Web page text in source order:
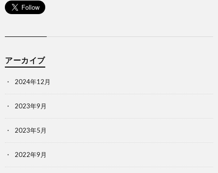
アーカイブ
2024年12月
2023年9月
2023年5月
2022年9月